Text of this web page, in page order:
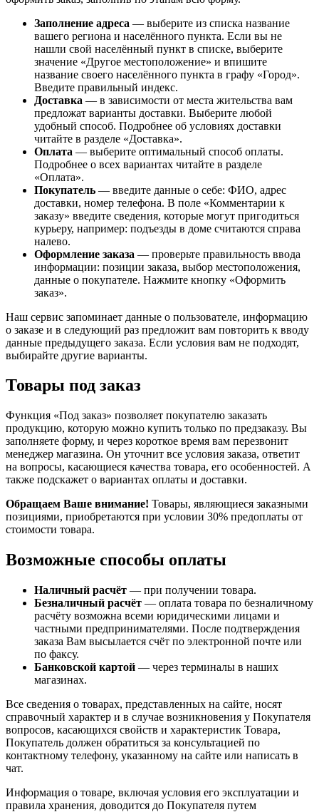
Заполнение адреса — выберите из списка название
вашего региона и населённого пункта. Если вы не
нашли свой населённый пункт в списке, выберите
значение «Другое местоположение» и впишите
название своего населённого пункта в графу «Город».
Введите правильный индекс.
Доставка — в зависимости от места жительства вам
предложат варианты доставки. Выберите любой
удобный способ. Подробнее об условиях доставки
читайте в разделе «Доставка».
Оплата — выберите оптимальный способ оплаты.
Подробнее о всех вариантах читайте в разделе
«Оплата».
Покупатель — введите данные о себе: ФИО, адрес
доставки, номер телефона. В поле «Комментарии к
заказу» введите сведения, которые могут пригодиться
курьеру, например: подъезды в доме считаются справа
налево.
Оформление заказа — проверьте правильность ввода
информации: позиции заказа, выбор местоположения,
данные о покупателе. Нажмите кнопку «Оформить
заказ».
Наш сервис запоминает данные о пользователе, информацию
о заказе и в следующий раз предложит вам повторить к вводу
данные предыдущего заказа. Если условия вам не подходят,
выбирайте другие варианты.
Товары под заказ
Функция «Под заказ» позволяет покупателю заказать
продукцию, которую можно купить только по предзаказу. Вы
заполняете форму, и через короткое время вам перезвонит
менеджер магазина. Он уточнит все условия заказа, ответит
на вопросы, касающиеся качества товара, его особенностей. А
также подскажет о вариантах оплаты и доставки.
Обращаем Ваше внимание! Товары, являющиеся заказными
позициями, приобретаются при условии 30% предоплаты от
стоимости товара.
Возможные способы оплаты
Наличный расчёт — при получении товара.
Безналичный расчёт — оплата товара по безналичному
расчёту возможна всеми юридическими лицами и
частными предпринимателями. После подтверждения
заказа Вам высылается счёт по электронной почте или
по факсу.
Банковской картой — через терминалы в наших
магазинах.
Все сведения о товарах, представленных на сайте, носят
справочный характер и в случае возникновения у Покупателя
вопросов, касающихся свойств и характеристик Товара,
Покупатель должен обратиться за консультацией по
контактному телефону, указанному на сайте или написать в
чат.
Информация о товаре, включая условия его эксплуатации и
правила хранения, доводится до Покупателя путем